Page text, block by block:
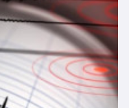
23 წლის ვალერია
ზე პირდაპირი